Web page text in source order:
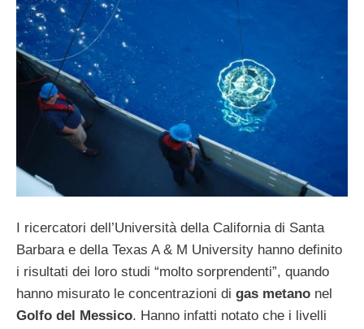
I ricercatori dell’Università della California di Santa
Barbara e della Texas A & M University hanno definito
i risultati dei loro studi “molto sorprendenti”, quando
hanno misurato le concentrazioni di gas metano nel
Golfo del Messico. Hanno infatti notato che i livelli